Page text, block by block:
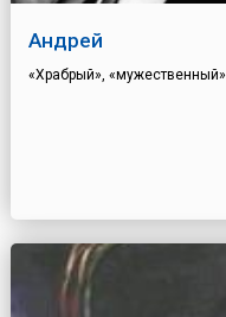
Андрей
«Храбрый», «мужественный»